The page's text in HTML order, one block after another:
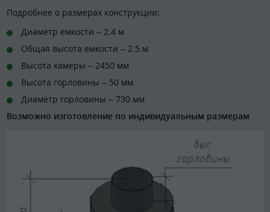
Подробнее о размерах конструкции:
Диаметр емкости – 2.4 м
Общая высота емкости – 2.5 м
Высота камеры – 2450 мм
Высота горловины – 50 мм
Диаметр горловины – 730 мм
Возможно изготовление по индивидуальным размерам